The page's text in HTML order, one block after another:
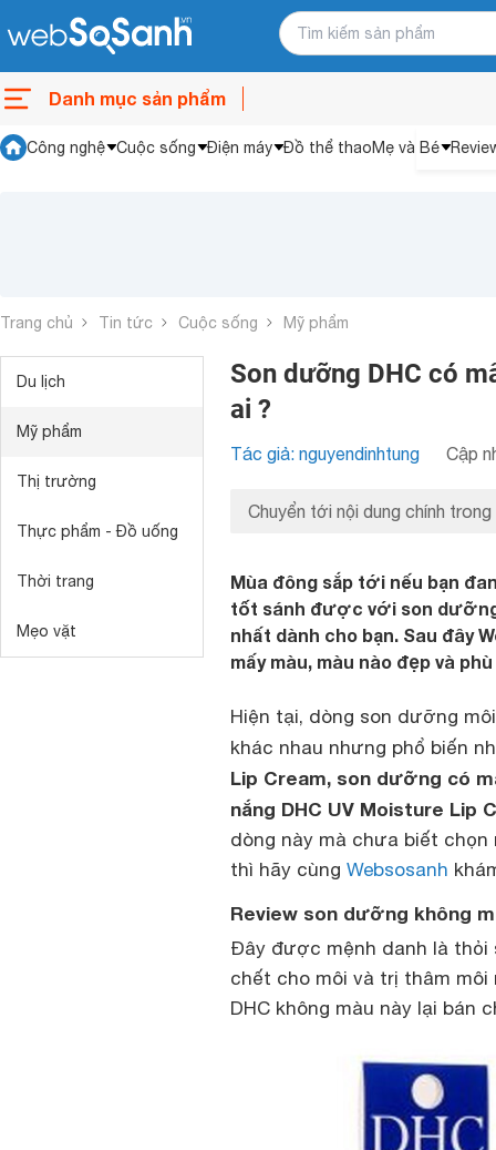
Danh mục sản phẩm
Công nghệ Cuộc sống Điện máy Đồ thể thaoMẹ và Bé
Trang chủ Tin tức Cuộc sống Mỹ phẩm
Du lịch
Mỹ phẩm
Thị trường
Thực phẩm - Đồ uống
Thời trang
Mẹo vặt
Son dưỡng DHC có
ai ?
Tác giả: nguyendinhtung Cập
Chuyển tới nội dung chính trong
Mùa đông sắp tới nếu bạn
tốt sánh được với son
nhất dành cho bạn. Sau đây
mấy màu, màu nào đẹp và
Hiện tại, dòng son dưỡng
khác nhau nhưng phổ biến
Lip Cream, son dưỡng có
nắng DHC UV Moisture Lip
dòng này mà chưa biết chọn
thì hãy cùng Websosanh
Review son dưỡng không
Đây được mệnh danh là
chết cho môi và trị thâm môi
DHC không màu này lại bán